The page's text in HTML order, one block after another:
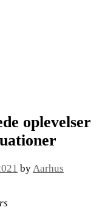
oplevelser
byAarhus